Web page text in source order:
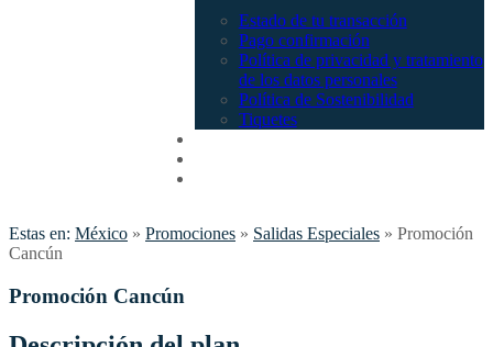
Estado de tu transacción
Pago confirmación
Política de privacidad y tratamiento
de los datos personales
Política de Sostenibilidad
Tiquetes
Estas en: México » Promociones » Salidas Especiales » Promoción
Cancún
Promoción Cancún